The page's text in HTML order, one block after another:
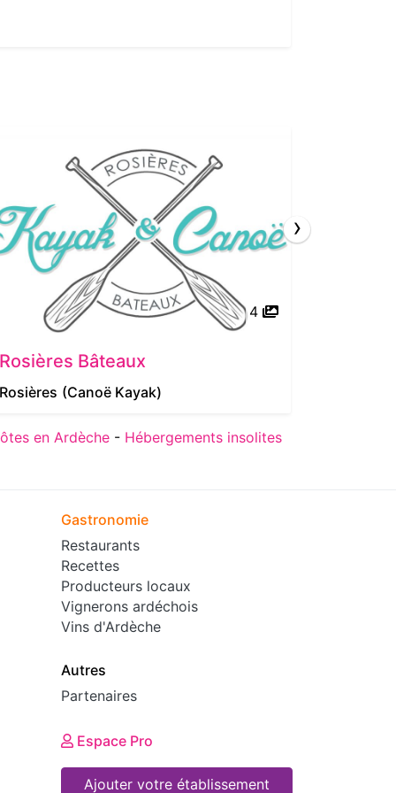
4
Rosières Bâteaux
Rosières (Canoë Kayak)
›
en Ardèche - Hébergements insolites
Gastronomie
Restaurants
Recettes
Producteurs locaux
Vignerons ardéchois
Vins d'Ardèche
Autres
Partenaires
Espace Pro
Ajouter votre établissement